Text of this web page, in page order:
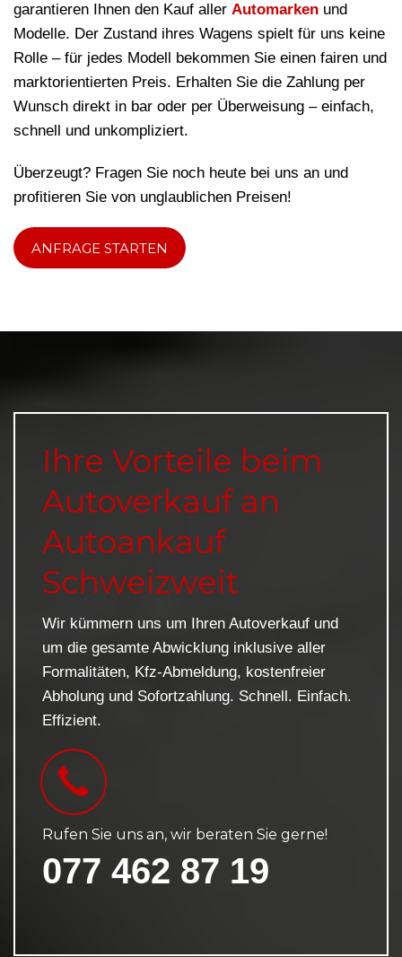
garantieren Ihnen den Kauf aller Automarken und
Modelle. Der Zustand ihres Wagens spielt für uns keine
Rolle – für jedes Modell bekommen Sie einen fairen und
marktorientierten Preis. Erhalten Sie die Zahlung per
Wunsch direkt in bar oder per Überweisung – einfach,
schnell und unkompliziert.
Überzeugt? Fragen Sie noch heute bei uns an und
profitieren Sie von unglaublichen Preisen!
ANFRAGE STARTEN
Ihre Vorteile beim
Autoverkauf an
Autoankauf
Schweizweit
Wir kümmern uns um Ihren Autoverkauf und
um die gesamte Abwicklung inklusive aller
Formalitäten, Kfz-Abmeldung, kostenfreier
Abholung und Sofortzahlung. Schnell. Einfach.
Effizient.
Rufen Sie uns an, wir beraten Sie gerne!
077 462 87 19